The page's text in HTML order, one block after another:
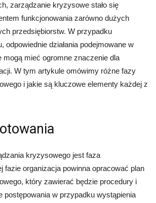
zarządzanie kryzysowe stało się
funkcjonowania zarówno dużych
przedsiębiorstw. W przypadku
odpowiednie działania podejmowane w
mogą mieć ogromne znaczenie dla
W tym artykule omówimy różne fazy
i jakie są kluczowe elementy każdej z
kryzysowego jest faza
fazie organizacja powinna opracować plan
który zawierać będzie procedury i
postępowania w przypadku wystąpienia